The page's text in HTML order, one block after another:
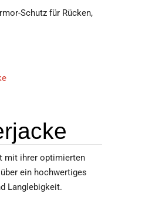
Schutz für Rücken,
mit ihrer optimierten
ein hochwertiges
Langlebigkeit.